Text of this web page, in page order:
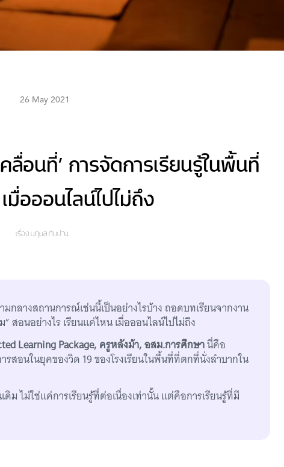
26 May 2021
ลื่อนที่’ การจัดการเรียนรู้ในพื้นที่
มื่อออนไลน์ไปไม่ถึง
เรื่อง นฤมล ทับปาน
กลางสถานการณ์เช่นนี้เป็นอย่างไรบ้าง ถอดบทเรียนจากงาน
สอนอย่างไร เรียนแค่ไหน เมื่อออนไลน์ไปไม่ถึง
Learning Package, ครูหลังม้า, อสม.การศึกษานี่คือ
รสอนในยุคของวิด 19 ของโรงเรียนในพื้นที่ที่ตกที่นั่งลำบากใน
ม ไม่ใช่แค่การเรียนรู้ที่ต่อเนื่องเท่านั้น แต่คือการเรียนรู้ที่มี